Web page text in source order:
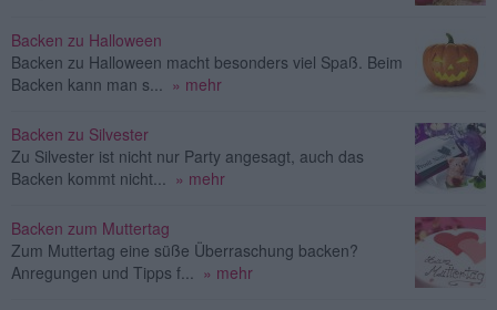
Backen zu Halloween
Backen zu Halloween macht besonders viel Spaß. Beim
Backen kann man s... » mehr
Backen zu Silvester
Zu Silvester ist nicht nur Party angesagt, auch das
Backen kommt nicht... » mehr
Backen zum Muttertag
Zum Muttertag eine süße Überraschung backen?
Anregungen und Tipps f... » mehr